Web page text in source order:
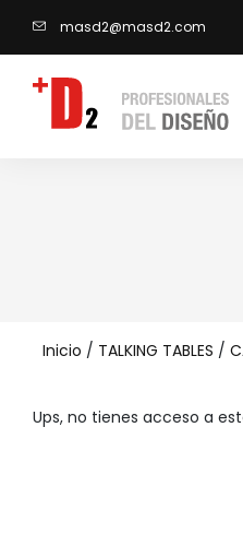
masd2@masd2.com
Inicio / TALKING TABLES /
Ups, no tienes acceso a